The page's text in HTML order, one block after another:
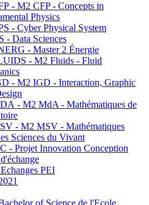
- M2 CFP - Concepts in
Physics
- Cyber Physical System
- Data Sciences
- Master 2 Énergie
- M2 Fluids - Fluid
- M2 IGD - Interaction, Graphic
- M2 MdA - Mathématiques de
- M2 MSV - Mathématiques
Sciences du Vivant
- Projet Innovation Conception
PEI
of Science de l'Ecole